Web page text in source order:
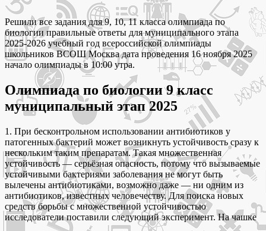
Решили все задания для 9, 10, 11 класса олимпиада по
биологии правильные ответы для муниципального этапа
2025-2026 учебный год всероссийской олимпиады
школьников ВСОШ Москва дата проведения 16 ноября 2025
начало олимпиады в 10:00 утра.
Олимпиада по биологии 9 класс
муниципальный этап 2025
1. При бесконтрольном использовании антибиотиков у
патогенных бактерий может возникнуть устойчивость сразу к
нескольким таким препаратам. Такая множественная
устойчивость — серьёзная опасность, потому что вызываемые
устойчивыми бактериями заболевания не могут быть
вылечены антибиотиками, возможно даже — ни одним из
антибиотиков, известных человечеству. Для поиска новых
средств борьбы с множественной устойчивостью
исследователи поставили следующий эксперимент. На чашке